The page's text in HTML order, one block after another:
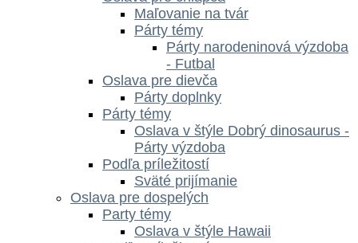
Maľovanie na tvár
Párty témy
Párty narodeninová výzdoba
- Futbal
Oslava pre dievča
Párty doplnky
Párty témy
Oslava v štýle Dobrý dinosaurus -
Párty výzdoba
Podľa príležitostí
Sväté prijímanie
Oslava pre dospelých
Party témy
Oslava v štýle Hawaii